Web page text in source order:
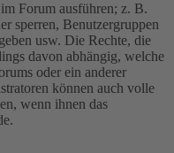
Forum ausführen; z. B.
sperren, Benutzergruppen
usw. Die Rechte, die
davon abhängig, welche
oder ein anderer
können auch volle
wenn ihnen das